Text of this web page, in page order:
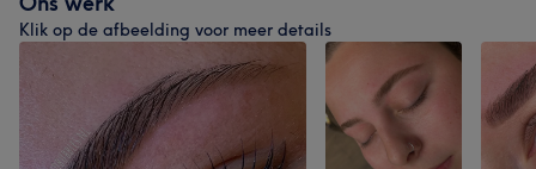
Klik op de afbeelding voor meer details